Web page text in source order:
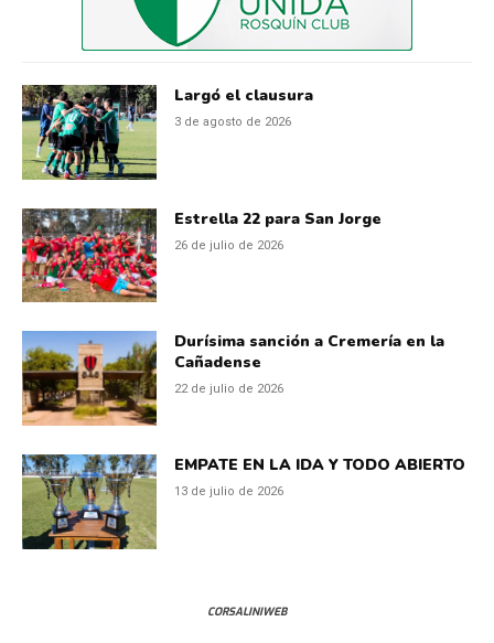
Largó el clausura
3 de agosto de 2026
Estrella 22 para San Jorge
26 de julio de 2026
Durísima sanción a Cremería en la
Cañadense
22 de julio de 2026
EMPATE EN LA IDA Y TODO ABIERTO
13 de julio de 2026
CORSALINIWEB